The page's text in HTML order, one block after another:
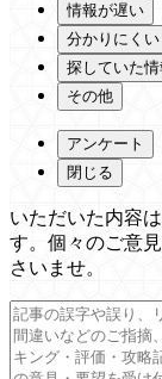
情報が遅い
分かりにくい
探していた
その他
アンケート
閉じる
いただいた内容
す。個々のご意
さいませ。